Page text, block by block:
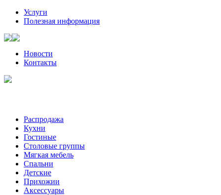
Услуги
Полезная информация
Новости
Контакты
Распродажа
Кухни
Гостиные
Столовые группы
Мягкая мебель
Спальни
Детские
Прихожии
Аксессуары